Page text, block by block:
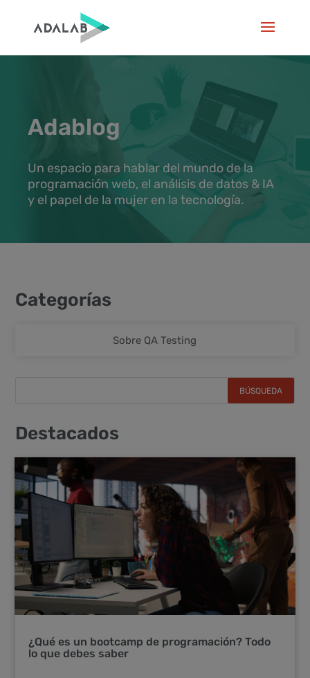
Adablog
Un espacio para hablar del mundo de la
programación web, el análisis de datos & IA
y el papel de la mujer en la tecnología.
Categorías
Sobre QA Testing
Destacados
¿Qué es un bootcamp de programación? Todo
lo que debes saber